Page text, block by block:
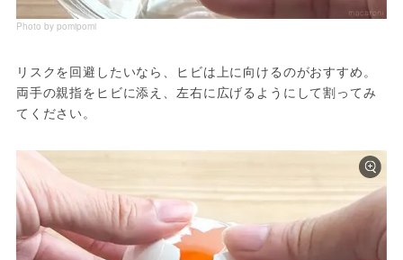
Photo by pomipomi
リスクを回避したいなら、ヒビは上に向けるのがおすすめ。
両手の親指をヒビに添え、左右に広げるようにして割ってみ
てください。